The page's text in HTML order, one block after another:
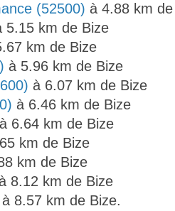
(52500) à 4.88 km
5.15 km de Bize
km de Bize
à 5.96 km de Bize
à 6.07 km de Bize
à 6.46 km de Bize
à 6.64 km de Bize
km de Bize
km de Bize
8.12 km de Bize
à 8.57 km de Bize.